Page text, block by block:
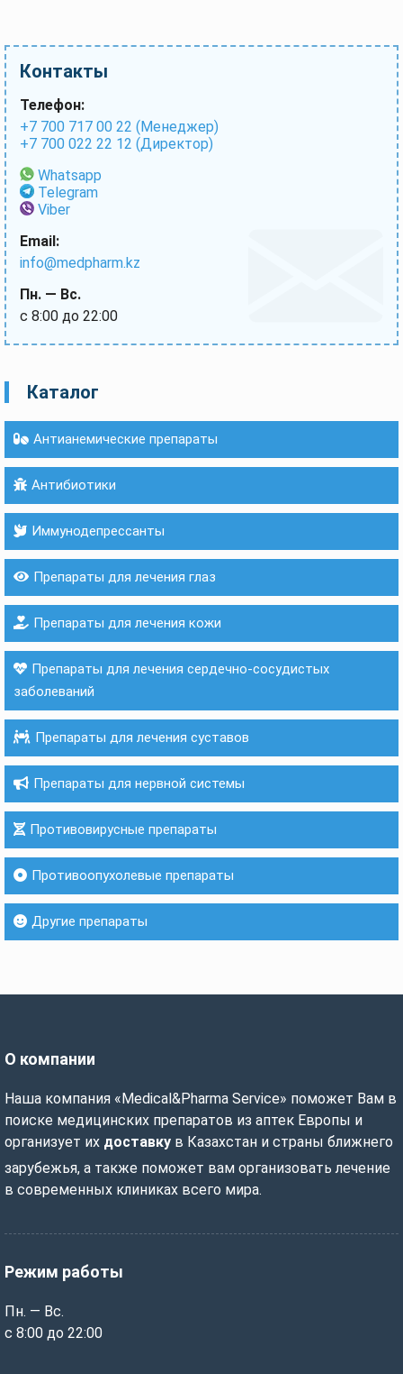
Контакты
Телефон:
+7 700 717 00 22 (Менеджер)
+7 700 022 22 12 (Директор)
Whatsapp
Telegram
Viber
Email:
info@medpharm.kz
Пн. — Вс.
с 8:00 до 22:00
Каталог
Антианемические препараты
Антибиотики
Иммунодепрессанты
Препараты для лечения глаз
Препараты для лечения кожи
Препараты для лечения сердечно-сосудистых
заболеваний
Препараты для лечения суставов
Препараты для нервной системы
Противовирусные препараты
Противоопухолевые препараты
Другие препараты
О компании
Наша компания «Medical&Pharma Service» поможет Вам в
поиске медицинских препаратов из аптек Европы и
организует их доставку в Казахстан и страны ближнего
зарубежья, а также поможет вам организовать лечение
в современных клиниках всего мира.
Режим работы
Пн. — Вс.
с 8:00 до 22:00